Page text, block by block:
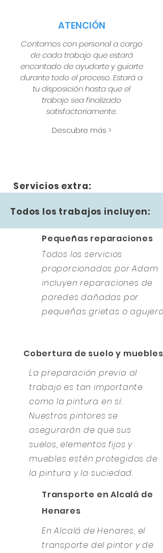
ATENCIÓN
Contamos con personal a cargo
de cada trabajo que estará
encantado de ayudarte y guiarte
durante todo el proceso. Estará a
tu disposición hasta que el
trabajo sea finalizado
satisfactoriamente.
Descubre más >
Servicios extra:
Todos los trabajos incluyen:
Pequeñas reparaciones
Todos los servicios
proporcionados por Adam
incluyen reparaciones de
paredes dañadas por
pequeñas grietas o
Cobertura de suelo y muebles
La preparación previa al
trabajo es tan importante
como la pintura en sí.
Nuestros pintores se
asegurarán de que sus
suelos, elementos fijos y
muebles estén protegidos de
la pintura y la suciedad.
Transporte en Alcalá de
Henares
En Alcalá de Henares, el
transporte del pintor y de